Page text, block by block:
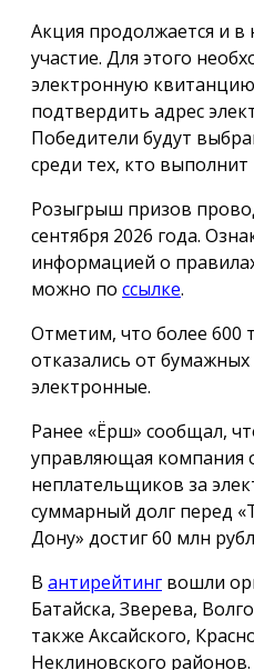
Акция продолжается и
участие. Для этого
электронную
подтвердить адрес
Победители будут
среди тех, кто выполнит
Розыгрыш призов
сентября 2026 года.
информацией о
можно по ссылке.
Отметим, что более 600
отказались от
электронные.
Ранее «Ёрш» сообщал,
управляющая компания
неплательщиков за
суммарный долг перед
Дону» достиг 60 млн
В антирейтинг вошли
Батайска, Зверева,
также Аксайского,
Неклиновского